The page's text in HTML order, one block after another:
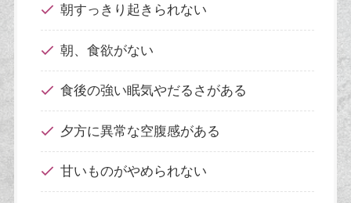
朝すっきり起きられない
朝、食欲がない
食後の強い眠気やだるさがある
夕方に異常な空腹感がある
甘いものがやめられない